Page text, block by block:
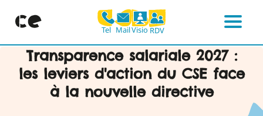
content
Tel MailVisio RDV
Transparence salariale 2027 :
les leviers d'action du CSE face
à la nouvelle directive